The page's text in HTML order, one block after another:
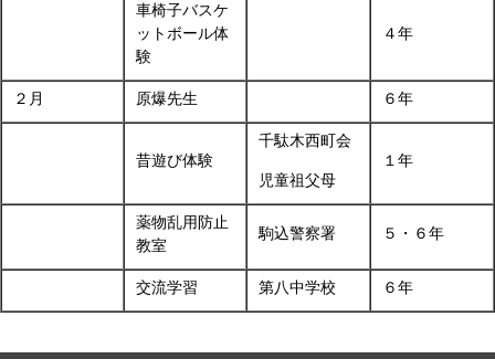
車椅子バスケ
ットボール体
験
４年
２月 原爆先生 ６年
昔遊び体験
千駄木西町会
児童祖父母
１年
薬物乱用防止
教室
駒込警察署 ５・６年
交流学習 第八中学校 ６年